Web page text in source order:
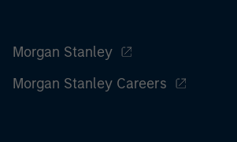
Morgan Stanley
Morgan Stanley Careers